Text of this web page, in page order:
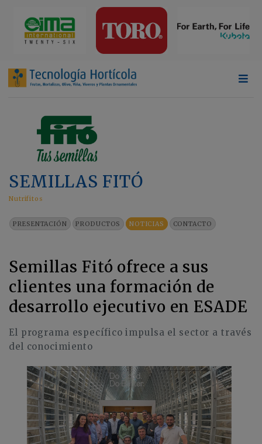
SEMILLAS FITÓ
Nutrifitos
PRESENTACIÓN PRODUCTOS NOTICIAS CONTACTO
Semillas Fitó ofrece a sus
clientes una formación de
desarrollo ejecutivo en ESADE
El programa específico impulsa el sector a través
del conocimiento